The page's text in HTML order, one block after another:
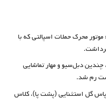
موتور محرک حملات اسپالتی که با
دبل‌سیو و مهار تماشایی
رم شد.
گل استثنایی (پشت پا)، کلاس